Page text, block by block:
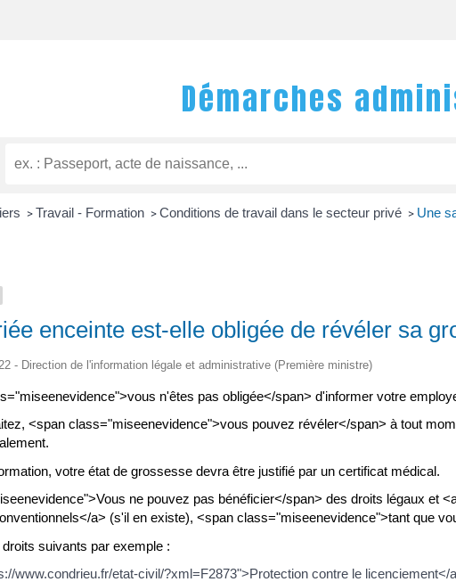
Démarches
> Travail - Formation > Conditions de travail dans le secteur privé > Une
enceinte est-elle obligée de révéler sa
- Direction de l'information légale et administrative (Première ministre)
n'êtes pas obligée</span> d'informer votre
<span class="miseenevidence">vous pouvez révéler</span> à tout
votre état de grossesse devra être justifié par un certificat médical.
ne pouvez pas bénéficier</span> des droits légaux et
a> (s'il en existe), <span class="miseenevidence">tant que
suivants par exemple :
www.condrieu.fr/etat-civil/?xml=F2873">Protection contre le licenciement</